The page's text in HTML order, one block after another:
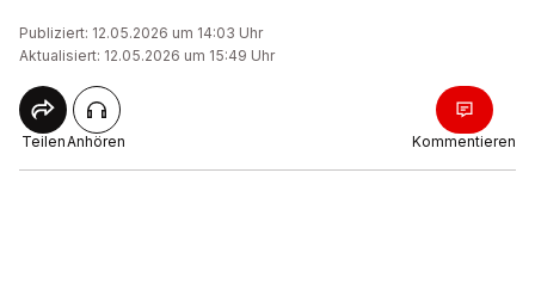
Publiziert: 12.05.2026 um 14:03 Uhr
Aktualisiert: 12.05.2026 um 15:49 Uhr
TeilenAnhören Kommentieren